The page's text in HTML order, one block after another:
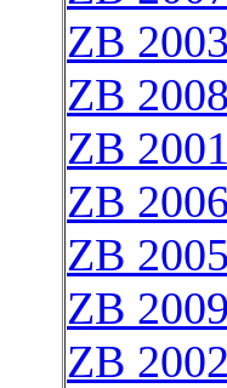
ZB
ZB
ZB
ZB
ZB
ZB
ZB